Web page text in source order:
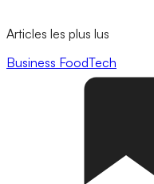
Articles les plus lus
Business FoodTech